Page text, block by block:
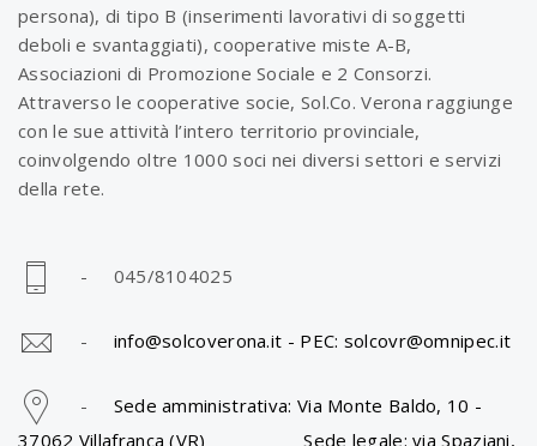
persona), di tipo B (inserimenti lavorativi di soggetti
deboli e svantaggiati), cooperative miste A-B,
Associazioni di Promozione Sociale e 2 Consorzi.
Attraverso le cooperative socie, Sol.Co. Verona raggiunge
con le sue attività l’intero territorio provinciale,
coinvolgendo oltre 1000 soci nei diversi settori e servizi
della rete.
- 045/8104025
- info@solcoverona.it - PEC: solcovr@omnipec.it
- Sede amministrativa: Via Monte Baldo, 10 -
37062 Villafranca (VR) Sede legale: via Spaziani,